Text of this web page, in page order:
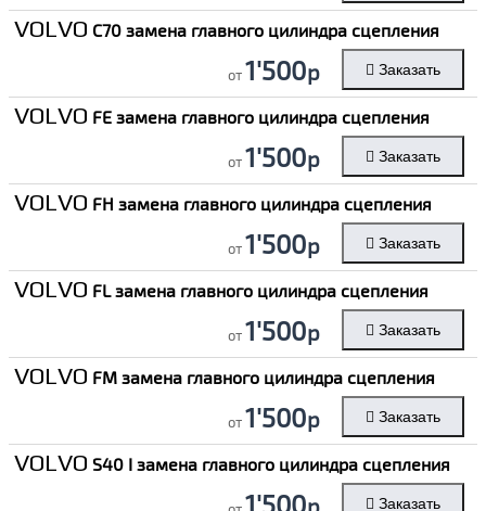
VOLVO C70 замена главного цилиндра сцепления
от1'500р Заказать
VOLVO FE замена главного цилиндра сцепления
от1'500р Заказать
VOLVO FH замена главного цилиндра сцепления
от1'500р Заказать
VOLVO FL замена главного цилиндра сцепления
от1'500р Заказать
VOLVO FM замена главного цилиндра сцепления
от1'500р Заказать
VOLVO S40 I замена главного цилиндра сцепления
1'500р Заказать